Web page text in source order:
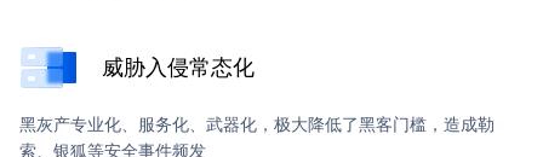
威胁入侵常态化
黑灰产专业化、服务化、武器化，极大降低了黑客门槛，造成勒
索、银狐等安全事件频发